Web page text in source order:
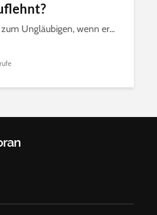
Ungläubigen, wenn er...